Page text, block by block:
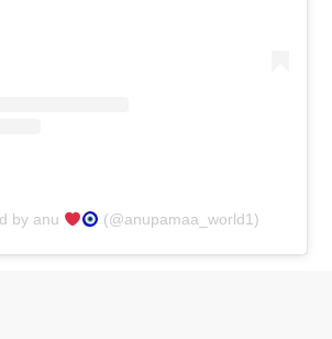
by anu (@anupamaa_world1)